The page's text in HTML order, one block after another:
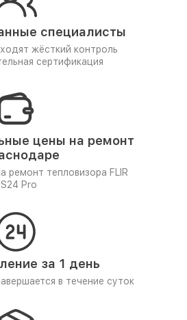
специалисты
жёсткий контроль
сертификация
цены на ремонт
ремонт тепловизора FLIR
Pro
за 1 день
в течение суток